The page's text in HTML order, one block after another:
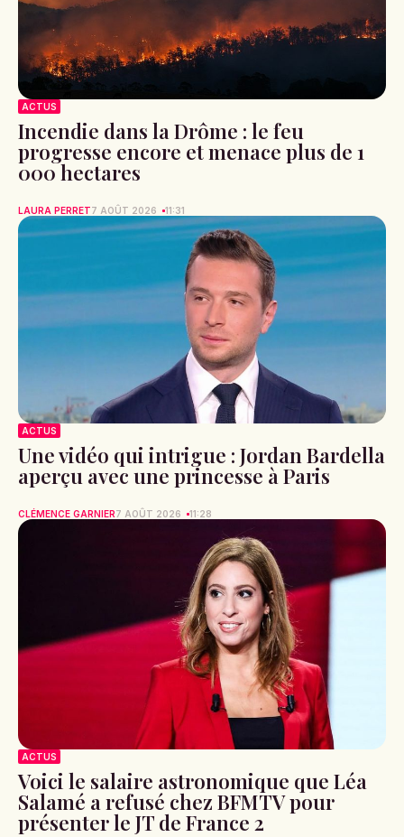
ACTUS
Incendie dans la Drôme : le feu
progresse encore et menace plus de 1
000 hectares
LAURA PERRET7 AOÛT 2026 11:31
ACTUS
Une vidéo qui intrigue : Jordan Bardella
aperçu avec une princesse à Paris
CLÉMENCE GARNIER7 AOÛT 2026 11:28
ACTUS
Voici le salaire astronomique que Léa
Salamé a refusé chez BFMTV pour
présenter le JT de France 2